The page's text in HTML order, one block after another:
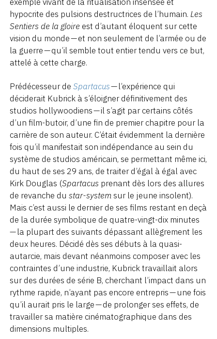
hypocrite des pulsions destructrices de l’humain. Les
Sentiers de la gloire est d’autant éloquent sur cette
vision du monde — et non seulement de l’armée ou de
la guerre — qu’il semble tout entier tendu vers ce but,
attelé à cette charge.
Prédécesseur de Spartacus— l’expérience qui
déciderait Kubrick à s’éloigner définitivement des
studios hollywoodiens — il s’agit par certains côtés
d’un film-butoir, d’une fin de premier chapitre pour la
carrière de son auteur. C’était évidemment la dernière
fois qu’il manifestait son indépendance au sein du
système de studios américain, se permettant même ici,
du haut de ses 29 ans, de traiter d’égal à égal avec
Kirk Douglas (Spartacus prenant dès lors des allures
de revanche du star-systemsur le jeune insolent).
Mais c’est aussi le dernier de ses films restant en deçà
de la durée symbolique de quatre-vingt-dix minutes
— la plupart des suivants dépassant allègrement les
deux heures. Décidé dès ses débuts à la quasi-
autarcie, mais devant néanmoins composer avec les
contraintes d’une industrie, Kubrick travaillait alors
sur des durées de série B, cherchant l’impact dans un
rythme rapide, n’ayant pas encore entrepris — une fois
qu’il aurait pris le large — de prolonger ses effets, de
travailler sa matière cinématographique dans des
dimensions multiples.